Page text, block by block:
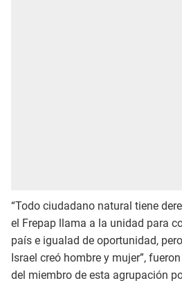
“Todo ciudadano natural tiene
el Frepap llama a la unidad para
país e igualad de oportunidad,
Israel creó hombre y mujer”,
del miembro de esta agrupación